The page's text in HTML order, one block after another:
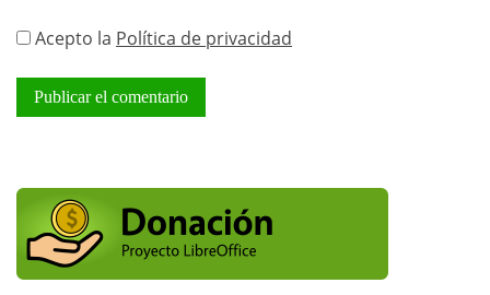
Acepto la Política de privacidad